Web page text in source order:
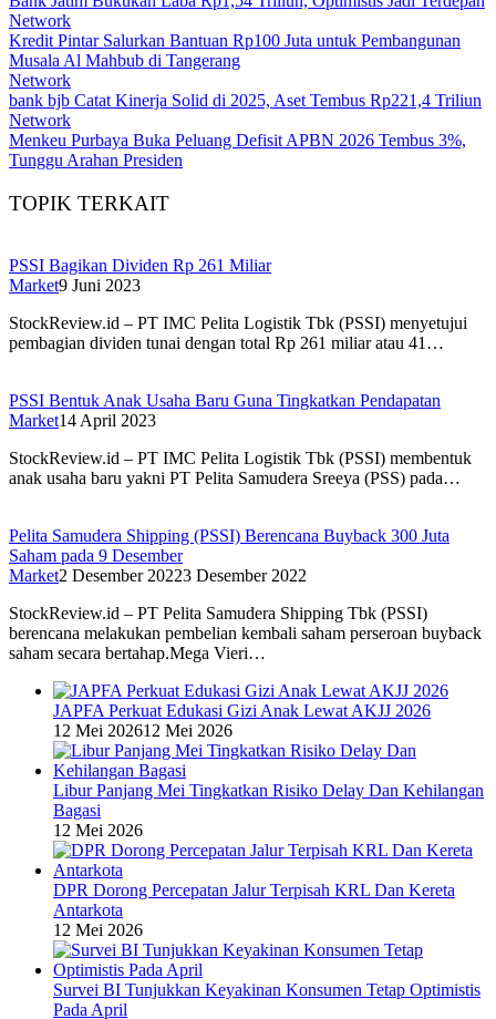
Network
Kredit Pintar Salurkan Bantuan Rp100 Juta untuk Pembangunan
Musala Al Mahbub di Tangerang
Network
bank bjb Catat Kinerja Solid di 2025, Aset Tembus Rp221,4 Triliun
Network
Menkeu Purbaya Buka Peluang Defisit APBN 2026 Tembus 3%,
Tunggu Arahan Presiden
TOPIK TERKAIT
PSSI Bagikan Dividen Rp 261 Miliar
Market9 Juni 2023
StockReview.id – PT IMC Pelita Logistik Tbk (PSSI) menyetujui
pembagian dividen tunai dengan total Rp 261 miliar atau 41…
PSSI Bentuk Anak Usaha Baru Guna Tingkatkan Pendapatan
Market14 April 2023
StockReview.id – PT IMC Pelita Logistik Tbk (PSSI) membentuk
anak usaha baru yakni PT Pelita Samudera Sreeya (PSS) pada…
Pelita Samudera Shipping (PSSI) Berencana Buyback 300 Juta
Saham pada 9 Desember
Market2 Desember 20223 Desember 2022
StockReview.id – PT Pelita Samudera Shipping Tbk (PSSI)
berencana melakukan pembelian kembali saham perseroan buyback
saham secara bertahap.Mega Vieri…
JAPFA Perkuat Edukasi Gizi Anak Lewat AKJJ 2026
12 Mei 202612 Mei 2026
Libur Panjang Mei Tingkatkan Risiko Delay Dan Kehilangan
Bagasi
12 Mei 2026
DPR Dorong Percepatan Jalur Terpisah KRL Dan Kereta
Antarkota
12 Mei 2026
Survei BI Tunjukkan Keyakinan Konsumen Tetap Optimistis
Pada April